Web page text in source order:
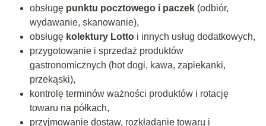
obsługę punktu pocztowego i paczek(odbiór,
wydawanie, skanowanie),
obsługę kolektury Lottoi innych usług dodatkowych,
przygotowanie i sprzedaż produktów
gastronomicznych (hot dogi, kawa, zapiekanki,
przekąski),
kontrolę terminów ważności produktów i rotację
towaru na półkach,
przyjmowanie dostaw, rozkładanie towaru i